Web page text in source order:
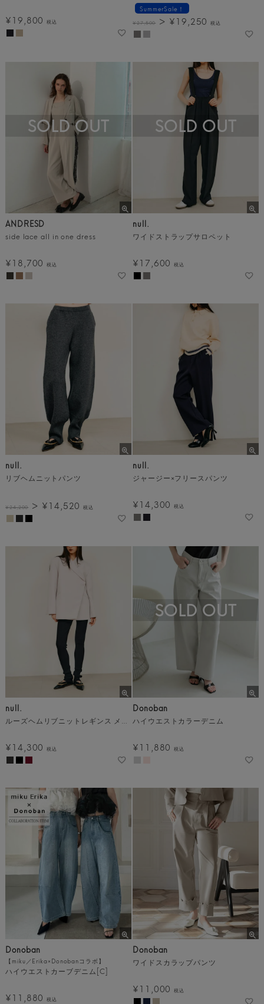
¥19,800 税込
SummerSale！
¥27,500 ¥19,250 税込
ANDRESD
side lace all in one dress
¥18,700 税込
SOLD OUT
null.
ワイドストラップサロペット
¥17,600 税込
SOLD OUT
null.
リブヘムニットパンツ
¥24,200 ¥14,520 税込
null.
ジャージー×フリースパンツ
¥14,300 税込
null.
¥14,300 税込
Donoban
ハイウエストカラーデニム
¥11,880 税込
SOLD OUT
Donoban
【miku／Erika×Donobanコラボ】
ハイウエストカーブデニム[C]
¥11,880 税込
Donoban
ワイドスカラップパンツ
¥11,000 税込